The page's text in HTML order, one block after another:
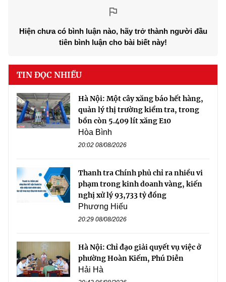
Hiện chưa có bình luận nào, hãy trở thành người đầu
tiên bình luận cho bài biết này!
TIN ĐỌC NHIỀU
Hà Nội: Một cây xăng báo hết hàng,
quản lý thị trường kiểm tra, trong
bồn còn 5.409 lít xăng E10
Hòa Bình
20:02 08/08/2026
Thanh tra Chính phủ chỉ ra nhiều vi
phạm trong kinh doanh vàng, kiến
nghị xử lý 93,733 tỷ đồng
Phương Hiếu
20:29 08/08/2026
Hà Nội: Chỉ đạo giải quyết vụ việc ở
phường Hoàn Kiếm, Phú Diễn
Hải Hà